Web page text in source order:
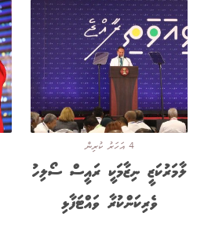
4 އަހަރު ކުރިން
ލާމަރުކަޒީ ނިޒާމަކީ ރައީސް ސޯލިހު
ވެރިކަންކުރާ ވައްޓަފާޅި